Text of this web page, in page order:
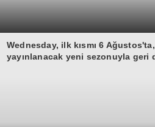
Wednesday, ilk kısmı 6
yayınlanacak yeni sezonuyla geri